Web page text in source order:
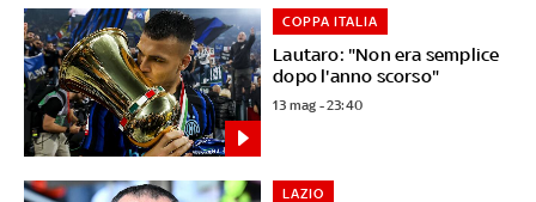
Lautaro: "Non era semplice
dopo l'anno scorso"
COPPA ITALIA
13 mag - 23:40
LAZIO